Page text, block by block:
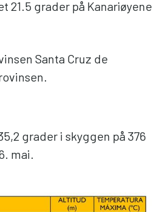
21.5 grader på Kanariøyene
Santa Cruz de
grader i skyggen på 376
mai.